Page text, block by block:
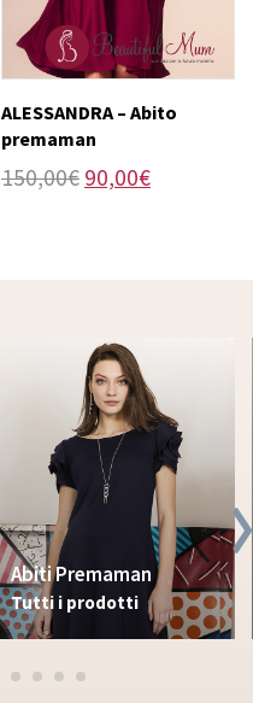
ALESSANDRA – Abito
premaman
150,00€ Il
90,00€Il
Abiti Premaman
Tutti i prodotti